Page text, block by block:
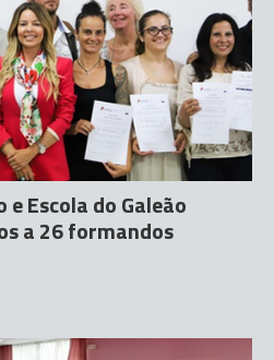
Escola do Galeão
a 26 formandos